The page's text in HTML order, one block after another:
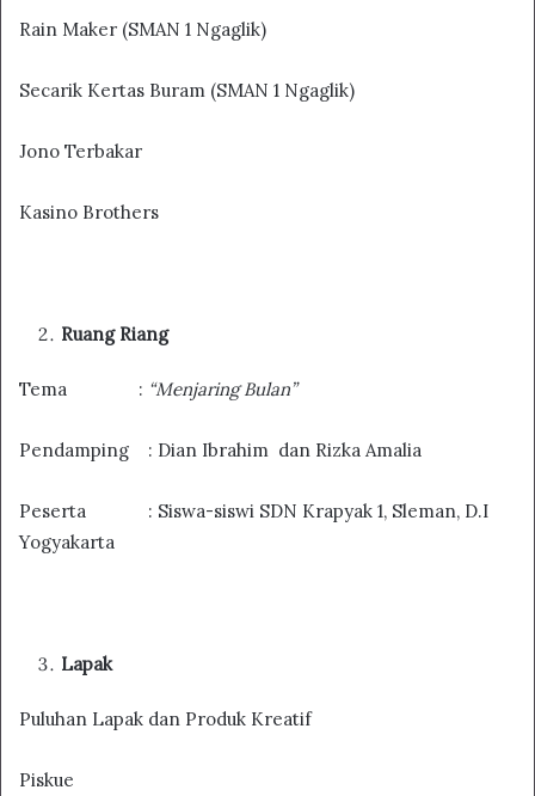
Rain Maker (SMAN 1 Ngaglik)
Secarik Kertas Buram (SMAN 1 Ngaglik)
Jono Terbakar
Kasino Brothers
Ruang Riang
Tema : “Menjaring Bulan”
Pendamping : Dian Ibrahim dan Rizka Amalia
Peserta : Siswa-siswi SDN Krapyak 1, Sleman, D.I
Yogyakarta
Lapak
Puluhan Lapak dan Produk Kreatif
Piskue